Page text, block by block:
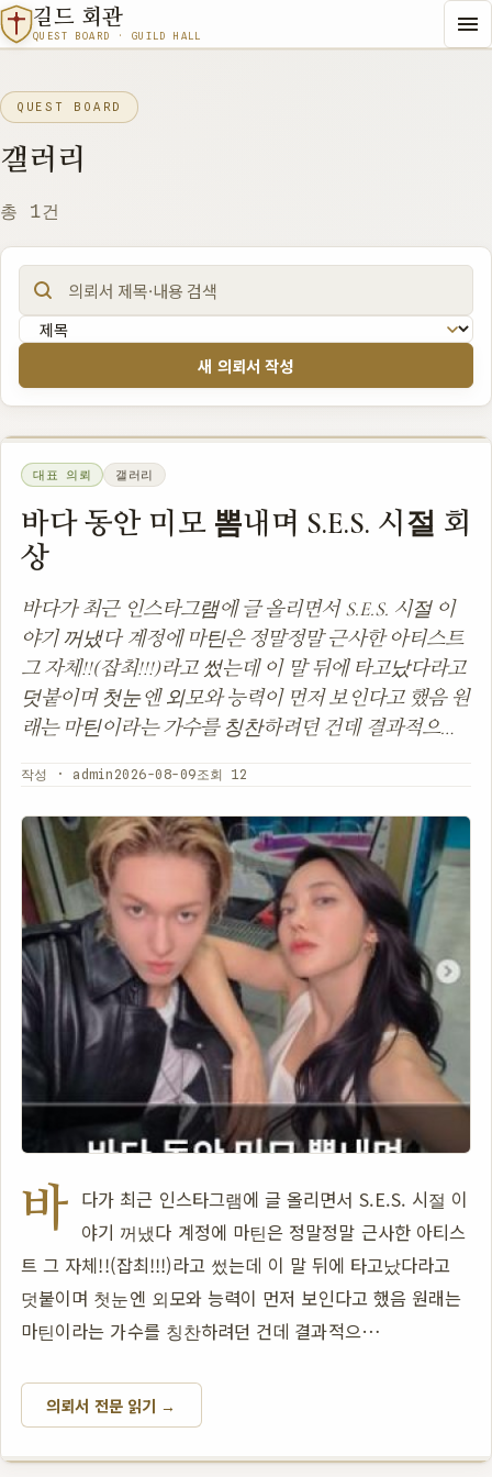
길드 회관
QUEST BOARD · GUILD HALL
QUEST BOARD
갤러리
총 1건
검색어
새 의뢰서 작성
대표 의뢰 갤러리
바다 동안 미모 뽐내며 S.E.S. 시절 회
상
바다가 최근 인스타그램에 글 올리면서 S.E.S. 시절 이
야기 꺼냈다 계정에 마틴은 정말정말 근사한 아티스트
그 자체!!(잡최!!!)라고 썼는데 이 말 뒤에 타고났다라고
덧붙이며 첫눈엔 외모와 능력이 먼저 보인다고 했음 원
래는 마틴이라는 가수를 칭찬하려던 건데 결과적으…
작성 · admin 2026-08-09조회 12
바 다가 최근 인스타그램에 글 올리면서 S.E.S. 시절 이
야기 꺼냈다 계정에 마틴은 정말정말 근사한 아티스
트 그 자체!!(잡최!!!)라고 썼는데 이 말 뒤에 타고났다라고
덧붙이며 첫눈엔 외모와 능력이 먼저 보인다고 했음 원래는
마틴이라는 가수를 칭찬하려던 건데 결과적으…
의뢰서 전문 읽기 →